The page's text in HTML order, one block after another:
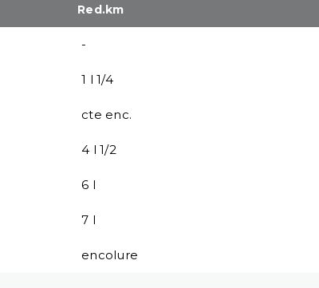
Red.km
-
1 l 1/4
cte enc.
4 l 1/2
6 l
7 l
encolure